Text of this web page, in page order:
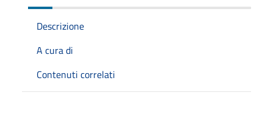
Descrizione
A cura di
Contenuti correlati